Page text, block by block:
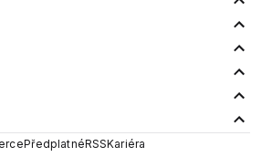
PředplatnéRSSKariéra